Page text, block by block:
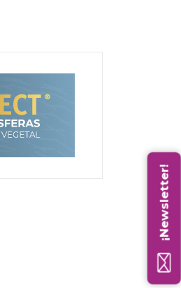
¡Newsletter!